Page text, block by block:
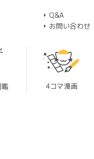
Q&A
お問い合わせ
4コマ漫画